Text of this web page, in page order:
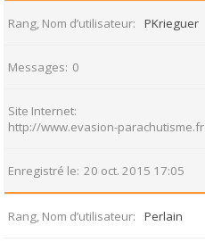
Rang, Nom d’utilisateur PKrieguer
Messages 0
Site Internet
http://www.evasion-parachutisme.fr
Enregistré le 20 oct. 2015 17:05
Rang, Nom d’utilisateur Perlain